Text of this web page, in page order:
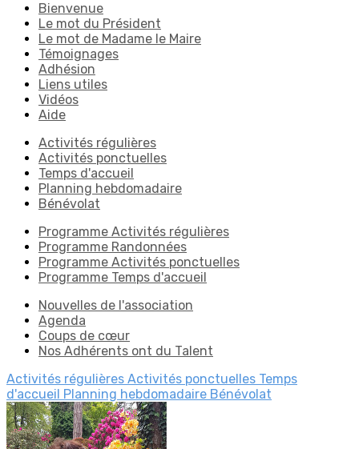
Bienvenue
Le mot du Président
Le mot de Madame le Maire
Témoignages
Adhésion
Liens utiles
Vidéos
Aide
Activités régulières
Activités ponctuelles
Temps d'accueil
Planning hebdomadaire
Bénévolat
Programme Activités régulières
Programme Randonnées
Programme Activités ponctuelles
Programme Temps d'accueil
Nouvelles de l'association
Agenda
Coups de cœur
Nos Adhérents ont du Talent
Activités régulières Activités ponctuelles Temps
d'accueil Planning hebdomadaire Bénévolat